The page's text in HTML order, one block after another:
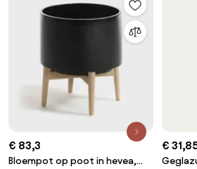
€ 83,3
Bloempot op poot in hevea,
€